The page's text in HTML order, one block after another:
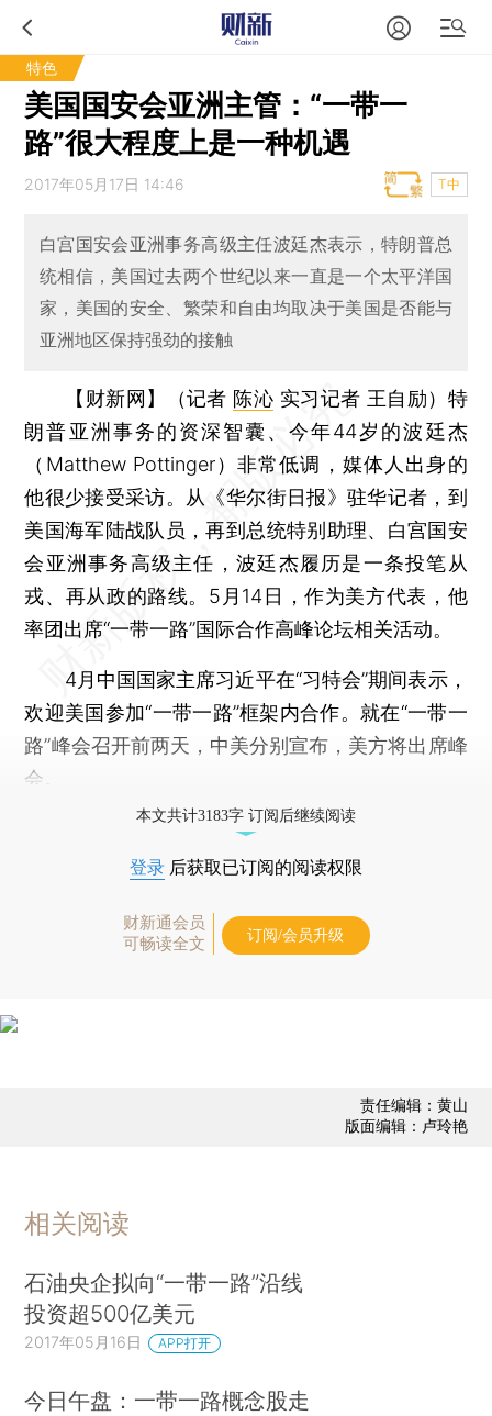
特色
美国国安会亚洲主管：“一带一
路”很大程度上是一种机遇
2017年05月17日 14:46 T中
白宫国安会亚洲事务高级主任波廷杰表示，特朗普总
统相信，美国过去两个世纪以来一直是一个太平洋国
家，美国的安全、繁荣和自由均取决于美国是否能与
亚洲地区保持强劲的接触
【财新网】（记者 陈沁 实习记者 王自励） 特
朗普亚洲事务的资深智囊、今年44岁的波廷杰
（Matthew Pottinger）非常低调，媒体人出身的
他很少接受采访。从《华尔街日报》驻华记者，到
美国海军陆战队员，再到总统特别助理、白宫国安
会亚洲事务高级主任，波廷杰履历是一条投笔从
戎、再从政的路线。5月14日，作为美方代表，他
率团出席“一带一路”国际合作高峰论坛相关活动。
4月中国国家主席习近平在“习特会”期间表示，
欢迎美国参加“一带一路”框架内合作。就在“一带一
路”峰会召开前两天，中美分别宣布，美方将出席峰
会。
本文共计3183字 订阅后继续阅读
登录 后获取已订阅的阅读权限
财新通会员
可畅读全文
订阅/会员升级
责任编辑：黄山
版面编辑：卢玲艳
相关阅读
石油央企拟向“一带一路”沿线
投资超500亿美元
2017年05月16日 APP打开
今日午盘：一带一路概念股走